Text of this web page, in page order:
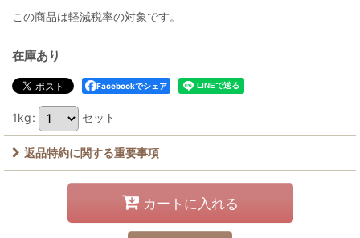
この商品は軽減税率の対象です。
在庫あり
Facebookでシェア
1kg: セット
返品特約に関する重要事項
カートに入れる